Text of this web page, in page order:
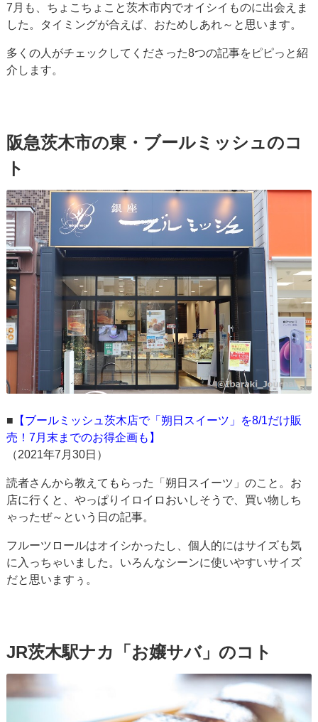
7月も、ちょこちょこと茨木市内でオイシイものに出会えま
した。タイミングが合えば、おためしあれ～と思います。
多くの人がチェックしてくださった8つの記事をピピっと紹
介します。
阪急茨木市の東・ブールミッシュのコ
ト
■ 【ブールミッシュ茨木店で「朔日スイーツ」を8/1だけ販
売！7月末までのお得企画も】
（2021年7月30日）
読者さんから教えてもらった「朔日スイーツ」のこと。お
店に行くと、やっぱりイロイロおいしそうで、買い物しち
ゃったぜ～という日の記事。
フルーツロールはオイシかったし、個人的にはサイズも気
に入っちゃいました。いろんなシーンに使いやすいサイズ
だと思いますぅ。
JR茨木駅ナカ「お嬢サバ」のコト